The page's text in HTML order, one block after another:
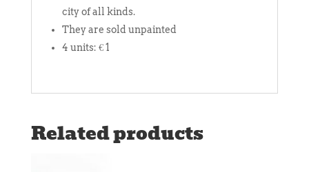
city of all kinds.
They are sold unpainted
4 units: € 1
Related products